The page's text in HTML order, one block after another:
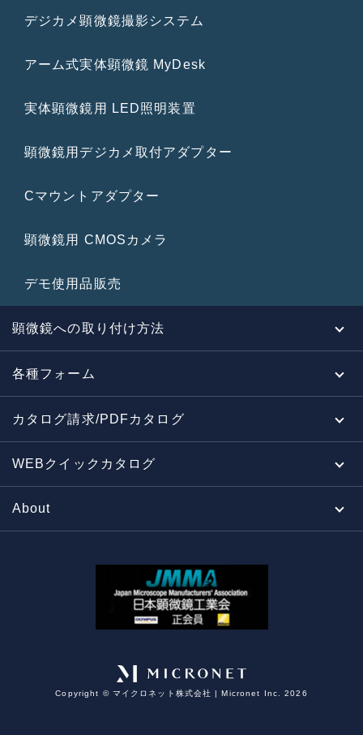
デジカメ顕微鏡撮影システム
アーム式実体顕微鏡 MyDesk
実体顕微鏡用 LED照明装置
顕微鏡用デジカメ取付アダプター
Cマウントアダプター
顕微鏡用 CMOSカメラ
デモ使用品販売
顕微鏡への取り付け方法
各種フォーム
カタログ請求/PDFカタログ
WEBクイックカタログ
About
Copyright ©︎ マイクロネット株式会社 | Micronet Inc. 2026